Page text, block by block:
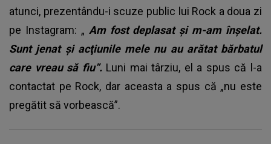
atunci, prezentându-i scuze public lui Rock a doua zi
pe Instagram: „ Am fost deplasat şi m-am înşelat.
Sunt jenat şi acţiunile mele nu au arătat bărbatul
care vreau să fiu”. Luni mai târziu, el a spus că l-a
contactat pe Rock, dar aceasta a spus că „nu este
pregătit să vorbească”.